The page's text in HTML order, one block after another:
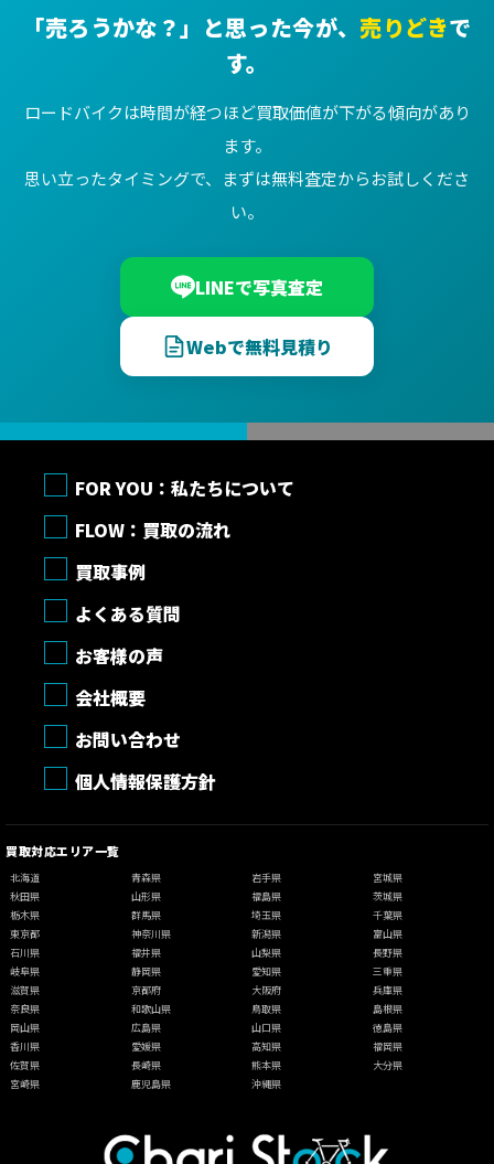
「売ろうかな？」と思った今が、売りどきで
す。
ロードバイクは時間が経つほど買取価値が下がる傾向があり
ます。
思い立ったタイミングで、まずは無料査定からお試しくださ
い。
LINEで写真査定
Webで無料見積り
FOR YOU：私たちについて
FLOW：買取の流れ
買取事例
よくある質問
お客様の声
会社概要
お問い合わせ
個人情報保護方針
買取対応エリア一覧
北海道 青森県 岩手県
宮城県
秋田県
山形県 福島県
茨城県
栃木県
群馬県 埼玉県
千葉県
東京都
神奈川県 新潟県
富山県
石川県
福井県 山梨県
長野県
岐阜県
静岡県 愛知県
三重県
滋賀県
京都府 大阪府
兵庫県
奈良県
和歌山県 鳥取県
島根県
岡山県
広島県 山口県
徳島県
香川県
愛媛県 高知県
福岡県
佐賀県
長崎県 熊本県
大分県
宮崎県
鹿児島県 沖縄県